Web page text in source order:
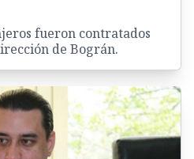
fueron contratados
de Bográn.